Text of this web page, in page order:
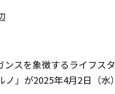
ンスを象徴するライフス
ノ」が2025年4月2日（水